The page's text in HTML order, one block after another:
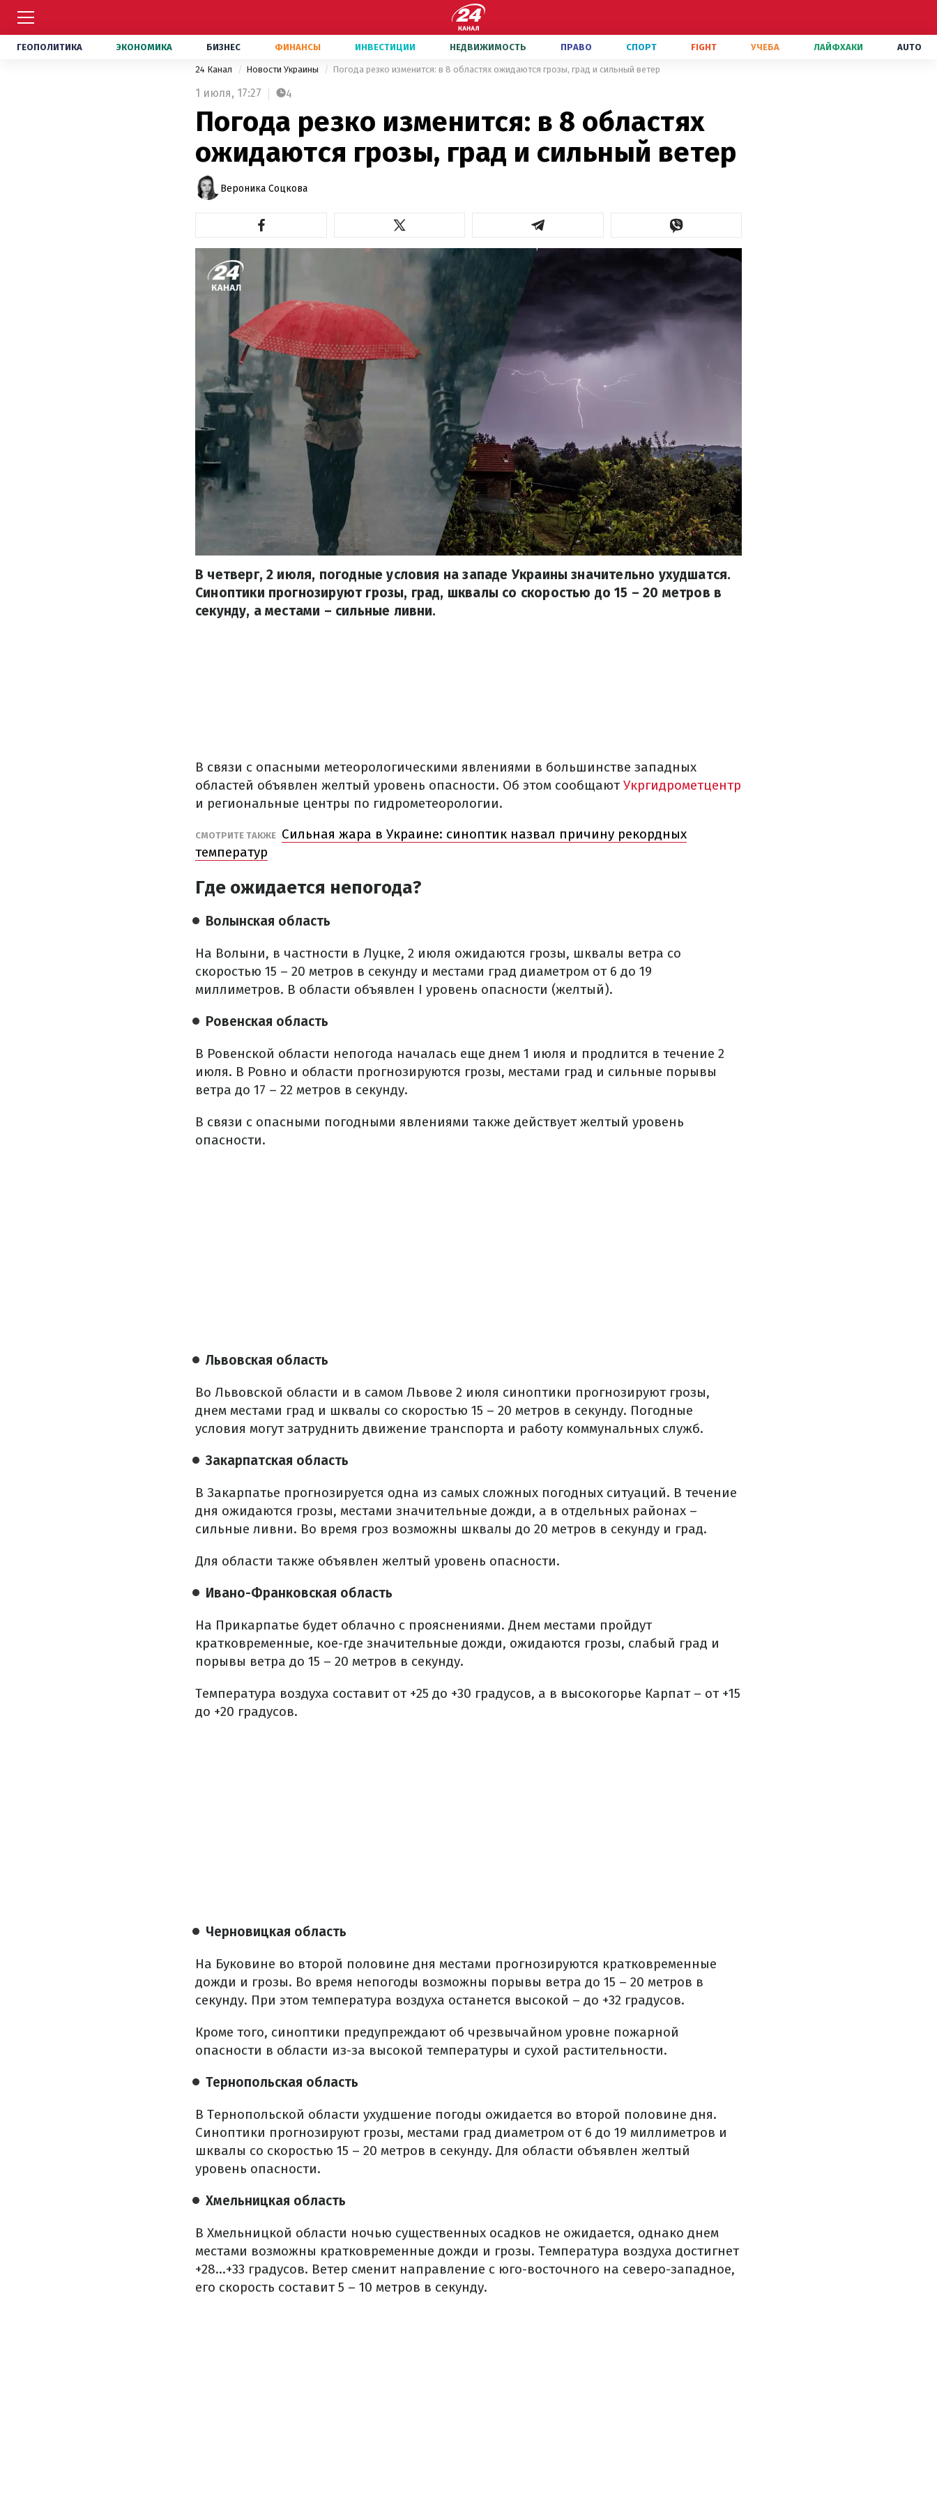
ГЕОПОЛИТИКА ЭКОНОМИКА БИЗНЕС ФИНАНСЫ ИНВЕСТИЦИИ НЕДВИЖИМОСТЬ ПРАВО СПОРТ FIGHT УЧЕБА ЛАЙФХАКИ AUTO
24 Канал Новости Украины Погода резко изменится: в 8 областях ожидаются грозы, град и сильный ветер
1 июля, 17:27 4
Погода резко изменится: в 8 областях
ожидаются грозы, град и сильный ветер
Вероника Соцкова
В четверг, 2 июля, погодные условия на западе Украины значительно ухудшатся.
Синоптики прогнозируют грозы, град, шквалы со скоростью до 15 – 20 метров в
секунду, а местами – сильные ливни.
В связи с опасными метеорологическими явлениями в большинстве западных
областей объявлен желтый уровень опасности. Об этом сообщаютУкргидрометцентр
и региональные центры по гидрометеорологии.
СМОТРИТЕ ТАКЖЕ Сильная жара в Украине: синоптик назвал причину рекордных
температур
Где ожидается непогода?
Волынская область
На Волыни, в частности в Луцке, 2 июля ожидаются грозы, шквалы ветра со
скоростью 15 – 20 метров в секунду и местами град диаметром от 6 до 19
миллиметров. В области объявлен I уровень опасности (желтый).
Ровенская область
В Ровенской области непогода началась еще днем 1 июля и продлится в течение 2
июля. В Ровно и области прогнозируются грозы, местами град и сильные порывы
ветра до 17 – 22 метров в секунду.
В связи с опасными погодными явлениями также действует желтый уровень
опасности.
Львовская область
Во Львовской области и в самом Львове 2 июля синоптики прогнозируют грозы,
днем местами град и шквалы со скоростью 15 – 20 метров в секунду. Погодные
условия могут затруднить движение транспорта и работу коммунальных служб.
Закарпатская область
В Закарпатье прогнозируется одна из самых сложных погодных ситуаций. В течение
дня ожидаются грозы, местами значительные дожди, а в отдельных районах –
сильные ливни. Во время гроз возможны шквалы до 20 метров в секунду и град.
Для области также объявлен желтый уровень опасности.
Ивано-Франковская область
На Прикарпатье будет облачно с прояснениями. Днем местами пройдут
кратковременные, кое-где значительные дожди, ожидаются грозы, слабый град и
порывы ветра до 15 – 20 метров в секунду.
Температура воздуха составит от +25 до +30 градусов, а в высокогорье Карпат – от +15
до +20 градусов.
Черновицкая область
На Буковине во второй половине дня местами прогнозируются кратковременные
дожди и грозы. Во время непогоды возможны порывы ветра до 15 – 20 метров в
секунду. При этом температура воздуха останется высокой – до +32 градусов.
Кроме того, синоптики предупреждают об чрезвычайном уровне пожарной
опасности в области из-за высокой температуры и сухой растительности.
Тернопольская область
В Тернопольской области ухудшение погоды ожидается во второй половине дня.
Синоптики прогнозируют грозы, местами град диаметром от 6 до 19 миллиметров и
шквалы со скоростью 15 – 20 метров в секунду. Для области объявлен желтый
уровень опасности.
Хмельницкая область
В Хмельницкой области ночью существенных осадков не ожидается, однако днем
местами возможны кратковременные дожди и грозы. Температура воздуха достигнет
+28...+33 градусов. Ветер сменит направление с юго-восточного на северо-западное,
его скорость составит 5 – 10 метров в секунду.